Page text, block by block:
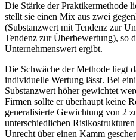
Die Stärke der Praktikermethode
stellt sie einen Mix aus zwei
(Substanzwert mit Tendenz zur
Tendenz zur Überbewertung), so
Unternehmenswert ergibt.
Die Schwäche der Methode liegt
individuelle Wertung lässt. Bei
Substanzwert höher gewichtet
Firmen sollte er überhaupt keine
generalisierte Gewichtung von 2
unterschiedlichen
Unrecht über einen Kamm